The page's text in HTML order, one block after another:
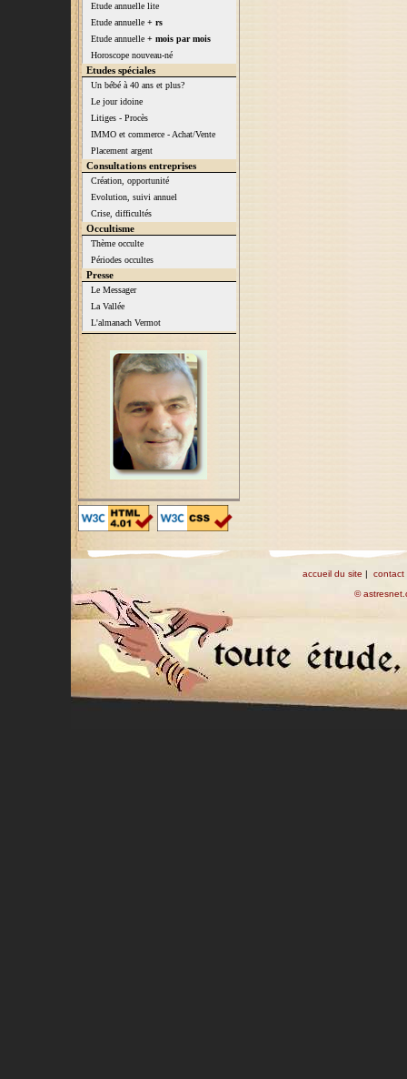
Etude annuelle lite
Etude annuelle + rs
Etude annuelle + mois par mois
Horoscope nouveau-né
Etudes spéciales
Un bébé à 40 ans et plus?
Le jour idoine
Litiges - Procès
IMMO et commerce - Achat/Vente
Placement argent
Consultations entreprises
Création, opportunité
Evolution, suivi annuel
Crise, difficultés
Occultisme
Thème occulte
Périodes occultes
Presse
Le Messager
La Vallée
L'almanach Vermot
accueil du site | contact
©